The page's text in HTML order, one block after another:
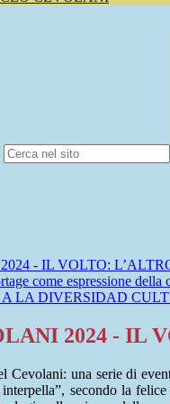
- IL VOLTO:
come espressione della
A LA DIVERSIDAD
2024 - IL
Cevolani: una serie di
secondo la